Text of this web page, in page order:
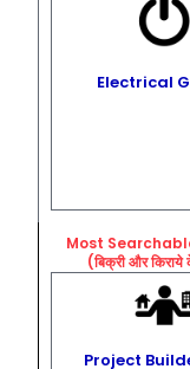
Electrical
Most
(बिक्री और किराये
Project